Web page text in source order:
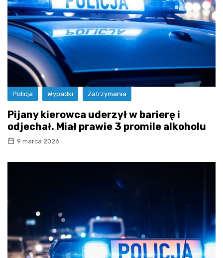
Policja Wypadki Zatrzymania
Pijany kierowca uderzył w barierę i
odjechał. Miał prawie 3 promile alkoholu
9 marca 2026